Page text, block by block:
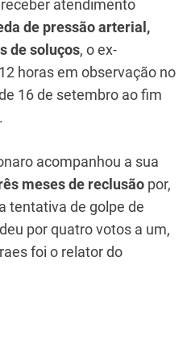
atendimento
de pressão arterial,
de soluços, o ex-
horas em observação no
16 de setembro ao fim
acompanhou a sua
meses de reclusão por,
tentativa de golpe de
por quatro votos a um,
foi o relator do